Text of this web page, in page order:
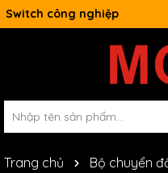
Switch công nghiệp
Trang chủ Bộ chuyển